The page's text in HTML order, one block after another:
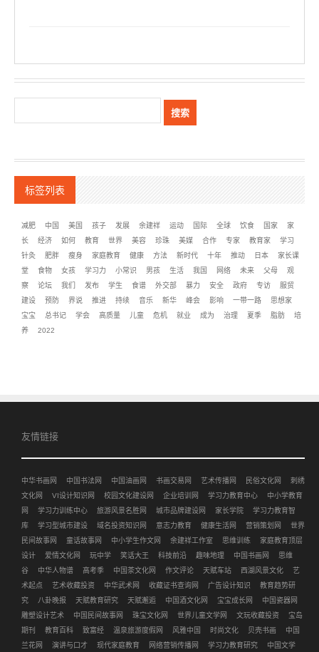
标签列表
减肥 中国 美国 孩子 发展 余建祥 运动 国际 全球 饮食 国家
家
长
经济 如何 教育 世界 美容 珍珠 美媒 合作 专家 教育家
学习
针灸
肥胖 瘦身 家庭教育 健康 方法 新时代 十年 推动 日本
家长课
堂
食物 女孩 学习力 小常识 男孩 生活 我国 网络 未来 父母
观
察
论坛 我们 发布 学生 食谱 外交部 暴力 安全 政府 专访
服贸
建设
预防 界说 推进 持续 音乐 新华 峰会 影响 一带一路
思想家
宝宝
总书记 学会 高质量 儿童 危机 就业 成为 治理 夏季 脂肪
培
养
2022
友情链接
中华书画网 中国书法网 中国油画网 书画交易网 艺术传播网 民俗文化网
刺绣
文化网
VI设计知识网 校园文化建设网 企业培训网 学习力教育中心
中小学教育
网
学习力训练中心 旅游风景名胜网 城市品牌建设网 家长学院
学习力教育智
库
学习型城市建设 域名投资知识网 意志力教育 健康生活网 营销策划网
世界
民间故事网
童话故事网 中小学生作文网 余建祥工作室 思维训练
家庭教育顶层
设计
爱情文化网 玩中学 笑话大王 科技前沿 趣味地理 中国书画网
思维
谷
中华人物谱 高考季 中国茶文化网 作文评论 天赋车站 西湖风景文化
艺
术起点
艺术收藏投资 中华武术网 收藏证书查询网 广告设计知识
教育趋势研
究
八卦晚报 天赋教育研究 天赋邂逅 中国酒文化网 宝宝成长网
中国瓷器网
雕塑设计艺术
中国民间故事网 珠宝文化网 世界儿童文学网 文玩收藏投资
宝岛
期刊
教育百科 致富经 温泉旅游度假网 风雅中国 时尚文化 贝壳书画
中国
兰花网
演讲与口才 现代家庭教育 网络营销传播网 学习力教育研究 中国文学